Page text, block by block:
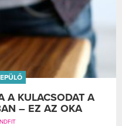
A KULACSODAT A
– EZ AZ OKA